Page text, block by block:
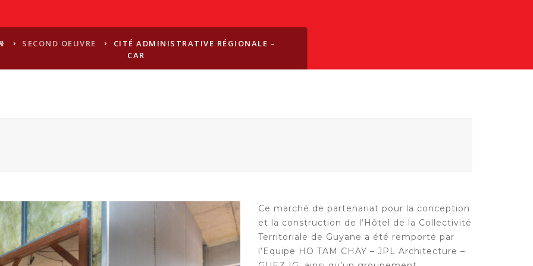
› SECOND OEUVRE ›
CITÉ ADMINISTRATIVE RÉGIONALE –
CAR
Ce marché de partenariat pour la conception
et la construction de l’Hôtel de la Collectivité
Territoriale de Guyane a été remporté par
l’Equipe HO TAM CHAY – JPL Architecture –